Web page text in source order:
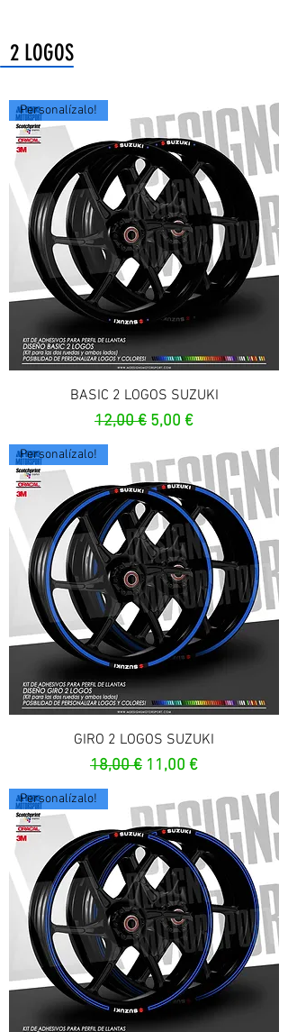
2 LOGOS
Personalízalo!
BASIC 2 LOGOS SUZUKI
Precio
12,00 € Precio de oferta
5,00 €
Personalízalo!
GIRO 2 LOGOS SUZUKI
Precio
18,00 € Precio de oferta
11,00 €
Personalízalo!